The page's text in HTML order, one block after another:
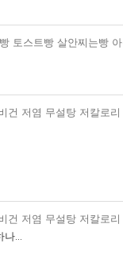
토스트빵 살안찌는빵
건 저염 무설탕 저칼로
건 저염 무설탕 저칼로
...